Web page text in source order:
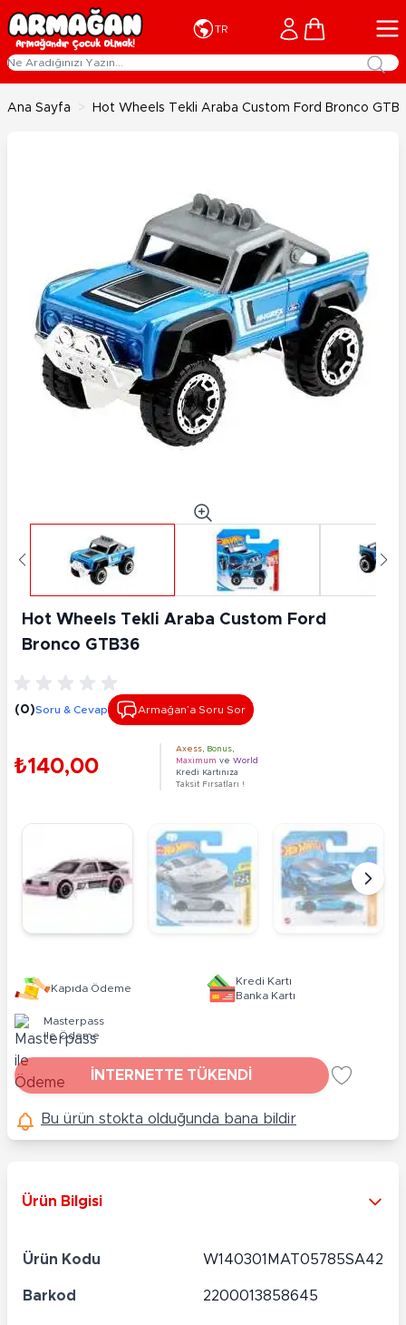
İçeriğe geç
TR Cart
Ana Sayfa > Hot Wheels Tekli Araba Custom Ford Bronco
Hot Wheels Tekli Araba Custom Ford
Bronco GTB36
(0)Soru & Cevap Armağan’a Soru Sor
₺140,00
Axess Bonus
Maximum ve World
Kredi Kartınıza
Taksit Fırsatları !
Kapıda Ödeme
Kredi Kartı
Banka Kartı
Masterpass
ile Ödeme
İNTERNETTE TÜKENDİ
Bu ürün stokta olduğunda bana bildir
Ürün Bilgisi
Ürün Kodu W140301MAT05785SA42
Barkod 2200013858645